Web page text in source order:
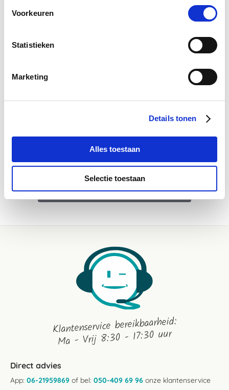
Voorkeuren
Statistieken
Marketing
Details tonen
Alles toestaan
Selectie toestaan
WEES DE EERSTE OM EEN REVIEW TE SCHRIJVEN
Klantenservice bereikbaarheid:
Ma - Vrij 8:30 - 17:30 uur
Direct advies
App: 06-21959869 of bel: 050-409 69 96 onze klantenservice